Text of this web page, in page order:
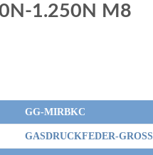
1.250N M8
GG-MIRBKC
GASDRUCKFEDER-